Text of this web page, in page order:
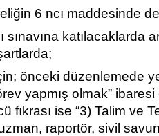
6 ncı maddesinde
sınavına katılacaklarda
önceki düzenlemede
yapmış olmak”
fıkrası ise “3) Talim ve
raportör, sivil